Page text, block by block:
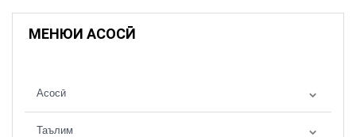
МЕНЮИ АСОСӢ
Асосӣ
Таълим